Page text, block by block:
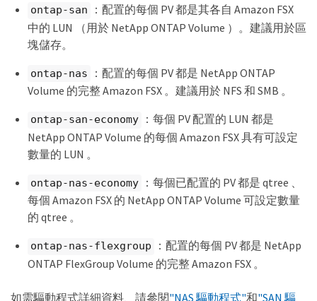
ontap-san
：配置的每個 PV 都是其各自 Amazon FSX
中的 LUN （用於 NetApp ONTAP Volume ）。建議用於區
塊儲存。
ontap-nas
：配置的每個 PV 都是 NetApp ONTAP
Volume 的完整 Amazon FSX 。建議用於 NFS 和 SMB 。
ontap-san-economy
：每個 PV 配置的 LUN 都是
NetApp ONTAP Volume 的每個 Amazon FSX 具有可設定
數量的 LUN 。
ontap-nas-economy
：每個已配置的 PV 都是 qtree 、
每個 Amazon FSX 的 NetApp ONTAP Volume 可設定數量
的 qtree 。
ontap-nas-flexgroup
：配置的每個 PV 都是 NetApp
ONTAP FlexGroup Volume 的完整 Amazon FSX 。
如需驅動程式詳細資料、請參閱"NAS 驅動程式"和"SAN 驅